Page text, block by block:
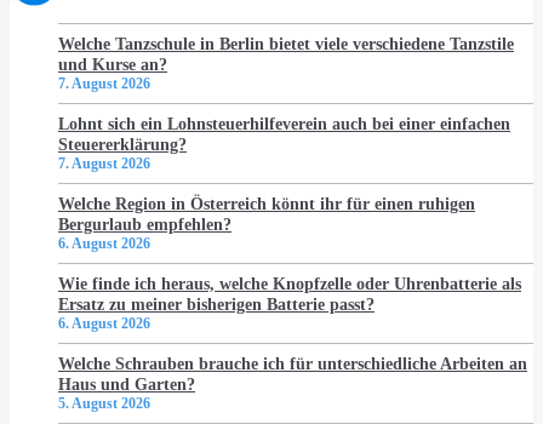
Welche Tanzschule in Berlin bietet viele verschiedene Tanzstile
und Kurse an?
7. August 2026
Lohnt sich ein Lohnsteuerhilfeverein auch bei einer einfachen
Steuererklärung?
7. August 2026
Welche Region in Österreich könnt ihr für einen ruhigen
Bergurlaub empfehlen?
6. August 2026
Wie finde ich heraus, welche Knopfzelle oder Uhrenbatterie als
Ersatz zu meiner bisherigen Batterie passt?
6. August 2026
Welche Schrauben brauche ich für unterschiedliche Arbeiten an
Haus und Garten?
5. August 2026